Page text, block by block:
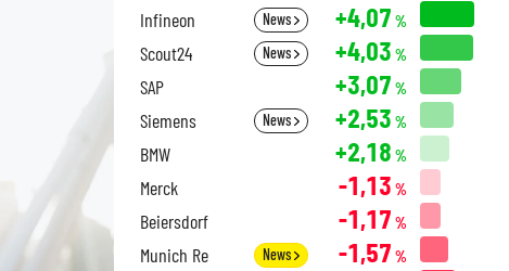
Infineon News +4,07 %
Scout24 News +4,03 %
SAP +3,07 %
Siemens News +2,53 %
BMW +2,18 %
Merck -1,13 %
Beiersdorf -1,17 %
Munich Re News -1,57 %